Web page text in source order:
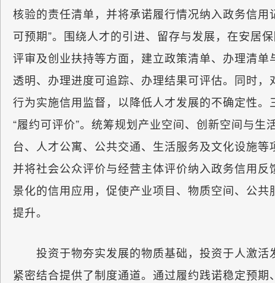
核验的责任清单，并将承诺履行情况纳入政务信
可预期”。围绕人才的引进、留存与发展，在安居
评审及创业扶持等方面，建立政策清单、办理清
透明、办理进度可追踪、办理结果可评估。同时
行为实施信用监督，以降低人才发展的不确定性
“履约可评价”。统筹规划产业空间、创新空间与
台、人才公寓、公共交通、生活服务及文化设施
并将社会公众评价与经营主体评价纳入政务信用
景化的信用应用，促使产业项目、物质空间、公
提升。
投资于物夯实发展的物质基础，投资于人激活
紧密结合提供了制度通道。通过履约践诺稳定预